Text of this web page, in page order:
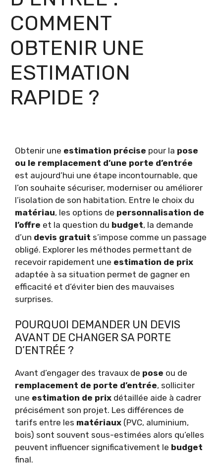
COMMENT
OBTENIR UNE
ESTIMATION
RAPIDE ?
Obtenir une estimation précise pour la pose
ou le remplacement d’une porte d’entrée
est aujourd’hui une étape incontournable, que
l’on souhaite sécuriser, moderniser ou améliorer
l’isolation de son habitation. Entre le choix du
matériau, les options de personnalisation de
l’offre et la question du budget, la demande
d’un devis gratuit s’impose comme un passage
obligé. Explorer les méthodes permettant de
recevoir rapidement une estimation de prix
adaptée à sa situation permet de gagner en
efficacité et d’éviter bien des mauvaises
surprises.
POURQUOI DEMANDER UN DEVIS
AVANT DE CHANGER SA PORTE
D’ENTRÉE ?
Avant d’engager des travaux de pose ou de
remplacement de porte d’entrée, solliciter
une estimation de prix détaillée aide à cadrer
précisément son projet. Les différences de
tarifs entre les matériaux (PVC, aluminium,
bois) sont souvent sous-estimées alors qu’elles
peuvent influencer significativement le budget
final.